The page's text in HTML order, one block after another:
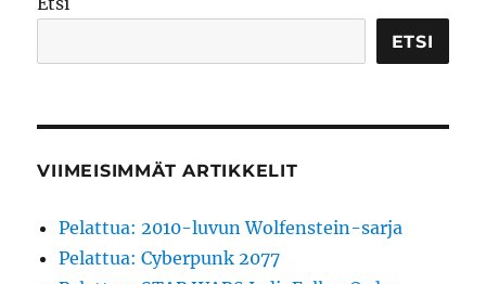
ETSI
VIIMEISIMMÄT ARTIKKELIT
Pelattua: 2010-luvun Wolfenstein-sarja
Pelattua: Cyberpunk 2077